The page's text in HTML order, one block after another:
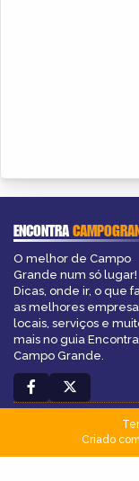
ENCONTRA
O melhor de Campo
Grande num só lugar!
Dicas, onde ir, o que
as melhores
locais, serviços e
mais no guia Encontra
Campo Grande.
Criado